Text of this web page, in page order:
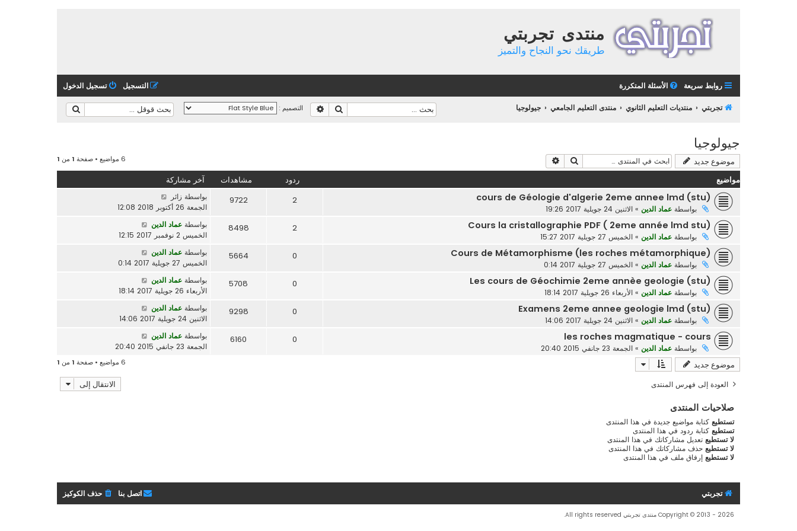
منتدى تجربتي
طريقك نحو النجاح والتميز
روابط سريعة الأسئلة المتكررة تسجيل الدخول التسجيل
تجربتي منتديات التعليم الثانوي منتدى التعليم الجامعي جيولوجيا التصميم : بحث بحث متقدم
جيولوجيا
موضوع جديد بحث 6 مواضيع • صفحة 1 من 1
مواضيع ردود مشاهدات آخر مشاركة
cours de Géologie d'algerie 2eme annee lmd (stu)
بواسطة عماد الدين » الاثنين 24 جويلية 2017 19:26
2
9722 بواسطة زائر
الجمعة 26 أكتوبر 2018 12:08
Cours la cristallographie PDF ( 2eme année lmd stu)
بواسطة عماد الدين » الخميس 27 جويلية 2017 15:27
2
8498 بواسطة عماد الدين
الخميس 2 نوفمبر 2017 12:15
Cours de Métamorphisme (les roches métamorphique)
بواسطة عماد الدين » الخميس 27 جويلية 2017 0:14
0
5664 بواسطة عماد الدين
الخميس 27 جويلية 2017 0:14
Les cours de Géochimie 2eme annèe geologie (stu)
بواسطة عماد الدين » الأربعاء 26 جويلية 2017 18:14
0
5708 بواسطة عماد الدين
الأربعاء 26 جويلية 2017 18:14
Examens 2eme annee geologie lmd (stu)
بواسطة عماد الدين » الاثنين 24 جويلية 2017 14:06
0
9298 بواسطة عماد الدين
الاثنين 24 جويلية 2017 14:06
les roches magmatique - cours
بواسطة عماد الدين » الجمعة 23 جانفي 2015 20:40
0
6160 بواسطة عماد الدين
الجمعة 23 جانفي 2015 20:40
موضوع جديد 6 مواضيع • صفحة 1 من 1
العودة إلى فهرس المنتدى الانتقال إلى
صلاحيات المنتدى
تستطيع كتابة مواضيع جديدة في هذا المنتدى
تستطيع كتابة ردود في هذا المنتدى
لا تستطيع تعديل مشاركاتك في هذا المنتدى
لا تستطيع حذف مشاركاتك في هذا المنتدى
لا تستطيع إرفاق ملف في هذا المنتدى
تجربتي حذف الكوكيز اتصل بنا
Copyright © 2013 - 2026 منتدى تجربتي All rights reserved.